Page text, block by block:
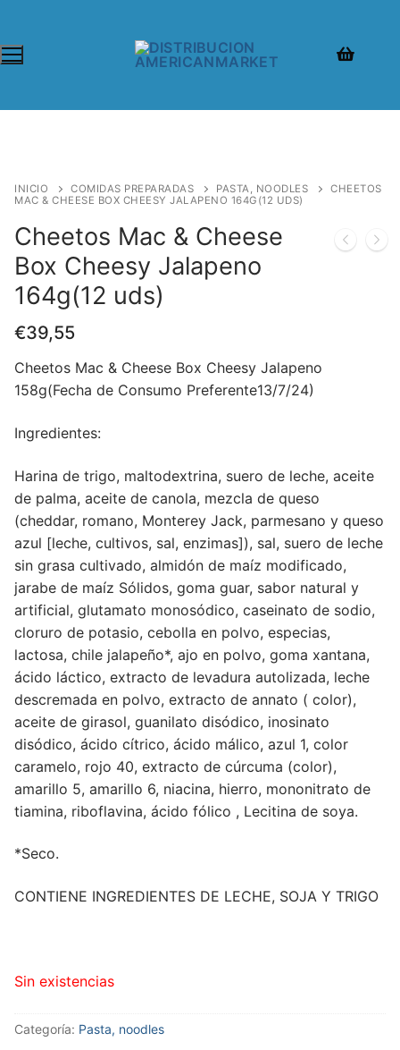
INICIO COMIDAS PREPARADAS PASTA, NOODLES
CHEETOS
MAC & CHEESE BOX CHEESY JALAPENO 164G(12 UDS)
Cheetos Mac & Cheese
Box Cheesy Jalapeno
164g(12 uds)
€39,55
Cheetos Mac & Cheese Box Cheesy Jalapeno
158g(Fecha de Consumo Preferente13/7/24)
Ingredientes:
Harina de trigo, maltodextrina, suero de leche, aceite
de palma, aceite de canola, mezcla de queso
(cheddar, romano, Monterey Jack, parmesano y queso
azul [leche, cultivos, sal, enzimas]), sal, suero de leche
sin grasa cultivado, almidón de maíz modificado,
jarabe de maíz Sólidos, goma guar, sabor natural y
artificial, glutamato monosódico, caseinato de sodio,
cloruro de potasio, cebolla en polvo, especias,
lactosa, chile jalapeño*, ajo en polvo, goma xantana,
ácido láctico, extracto de levadura autolizada, leche
descremada en polvo, extracto de annato ( color),
aceite de girasol, guanilato disódico, inosinato
disódico, ácido cítrico, ácido málico, azul 1, color
caramelo, rojo 40, extracto de cúrcuma (color),
amarillo 5, amarillo 6, niacina, hierro, mononitrato de
tiamina, riboflavina, ácido fólico , Lecitina de soya.
*Seco.
CONTIENE INGREDIENTES DE LECHE, SOJA Y TRIGO
Sin existencias
Categoría: Pasta, noodles